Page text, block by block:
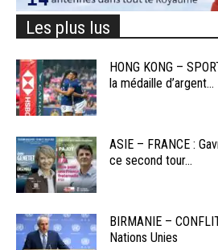
Les plus lus
HONG KONG –
la médaille d’argent...
ASIE – FRANCE :
ce second tour...
BIRMANIE –
Nations Unies